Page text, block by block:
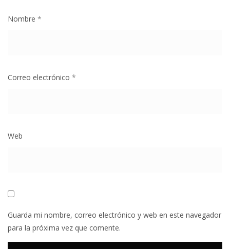
Nombre *
Correo electrónico *
Web
Guarda mi nombre, correo electrónico y web en este navegador
para la próxima vez que comente.